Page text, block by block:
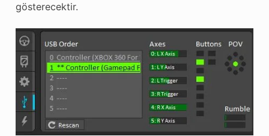
gösterecektir.